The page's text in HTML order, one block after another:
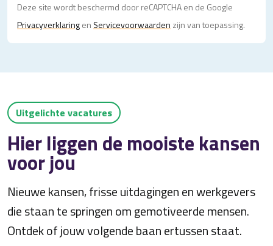
Deze site wordt beschermd door reCAPTCHA en de Google
Privacy­verklaringen Servicevoorwaarden zijn van toepassing.
Uitgelichte vacatures
Hier liggen de mooiste kansen
voor jou
Nieuwe kansen, frisse uitdagingen en werkgevers
die staan te springen om gemotiveerde mensen.
Ontdek of jouw volgende baan ertussen staat.